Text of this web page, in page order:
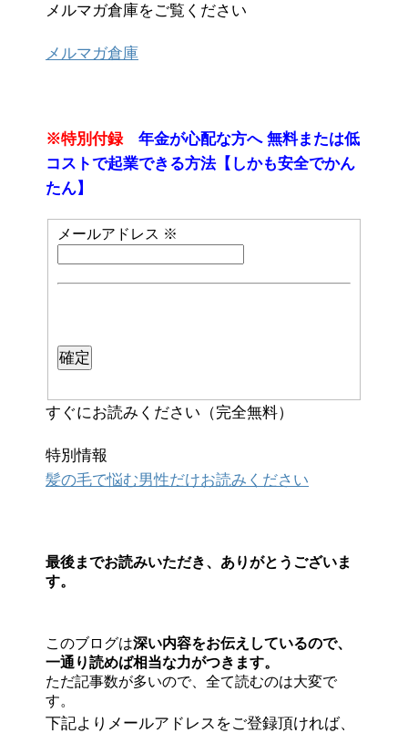
メルマガ倉庫をご覧ください
メルマガ倉庫
※特別付録
年金が心配な方へ 無料または低
コストで起業できる方法【しかも安全でかん
たん】
メールアドレス ※
すぐにお読みください（完全無料）
特別情報
髪の毛で悩む男性だけお読みください
最後までお読みいただき、ありがとうございま
す。
このブログは深い内容をお伝えしているので、
一通り読めば相当な力がつきます。
ただ記事数が多いので、全て読むのは大変で
す。
下記よりメールアドレスをご登録頂ければ、